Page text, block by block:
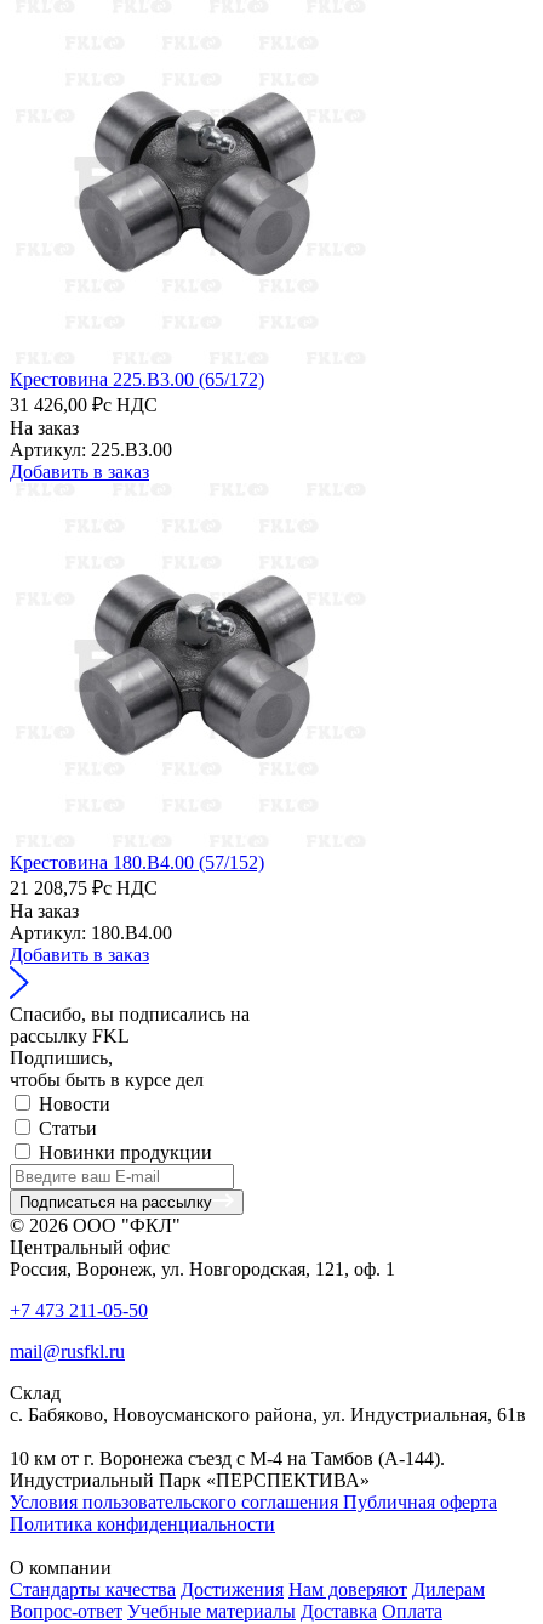
Крестовина 225.B3.00 (65/172)
31 426,00 ₽с НДС
На заказ
Артикул: 225.B3.00
Добавить в заказ
Крестовина 180.B4.00 (57/152)
21 208,75 ₽с НДС
На заказ
Артикул: 180.B4.00
Добавить в заказ
Спасибо, вы подписались на
рассылку FKL
Подпишись,
чтобы быть в курсе дел
Новости
Статьи
Новинки продукции
Подписаться на рассылку
© 2026 ООО "ФКЛ"
Центральный офис
Россия, Воронеж, ул. Новгородская, 121, оф. 1
+7 473 211-05-50
mail@rusfkl.ru
Склад
с. Бабяково, Новоусманского района, ул. Индустриальная, 61в
10 км от г. Воронежа съезд с М-4 на Тамбов (А-144).
Индустриальный Парк «ПЕРСПЕКТИВА»
Условия пользовательского соглашения Публичная оферта
Политика конфиденциальности
О компании
Стандарты качества Достижения Нам доверяют Дилерам
Вопрос-ответ Учебные материалы Доставка Оплата